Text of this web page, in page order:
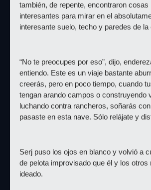
también, de repente, encontraron cosas
interesantes para mirar en el
interesante suelo, techo y paredes de la
“No te preocupes por eso”, dijo,
entiendo. Este es un viaje bastante
creerás, pero en poco tiempo, cuando
tengan arando campos o construyendo
luchando contra rancheros, soñarás
pasaste en esta nave. Sólo relájate y
Serj puso los ojos en blanco y volvió a
de pelota improvisado que él y los otros
ideado.